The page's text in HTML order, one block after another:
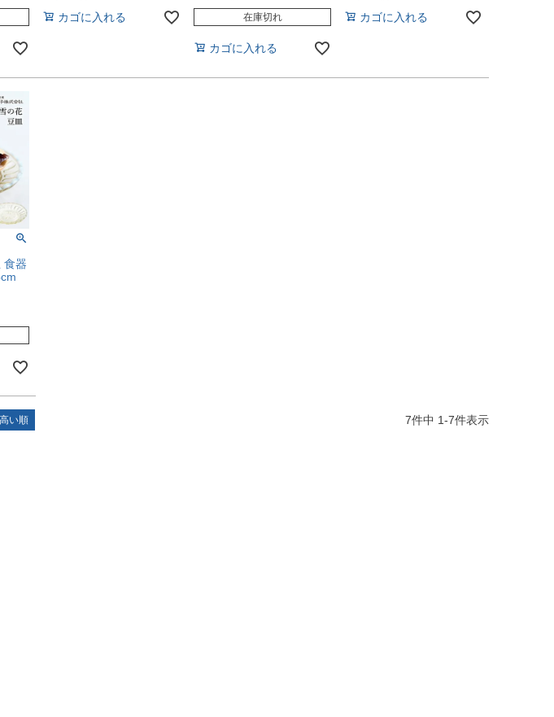
カゴに入れる 在庫切れ
カゴに入れる
カゴに入れる
食器
い順 7件中 1-7件表示